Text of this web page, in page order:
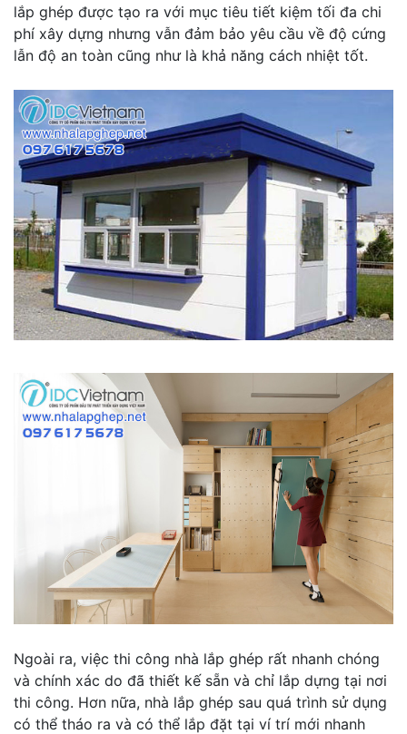
lắp ghép được tạo ra với mục tiêu tiết kiệm tối đa chi
phí xây dựng nhưng vẫn đảm bảo yêu cầu về độ cứng
lẫn độ an toàn cũng như là khả năng cách nhiệt tốt.
Ngoài ra, việc thi công nhà lắp ghép rất nhanh chóng
và chính xác do đã thiết kế sẵn và chỉ lắp dựng tại nơi
thi công. Hơn nữa, nhà lắp ghép sau quá trình sử dụng
có thể tháo ra và có thể lắp đặt tại ví trí mới nhanh